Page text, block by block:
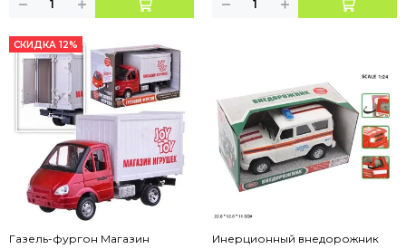
СКИДКА 12%
Газель-фургон Магазин
Инерционный внедорожник